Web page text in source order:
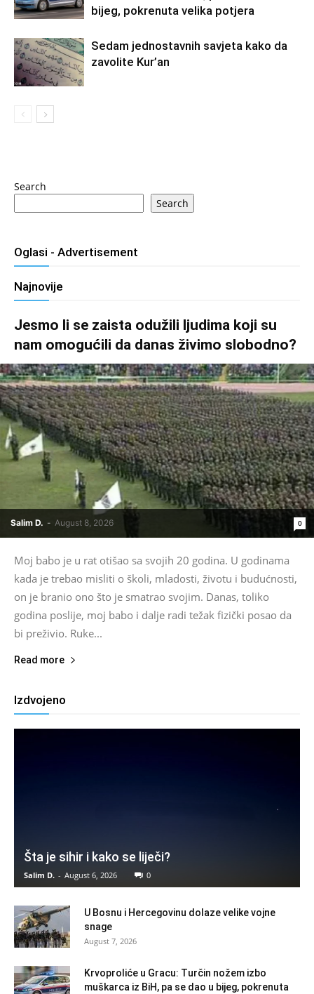
bijeg, pokrenuta velika potjera
Sedam jednostavnih savjeta kako da
zavolite Kur’an
Search
Search
Oglasi - Advertisement
Najnovije
Jesmo li se zaista odužili ljudima koji su
nam omogućili da danas živimo slobodno?
Salim D. - August 8, 2026 0
Moj babo je u rat otišao sa svojih 20 godina. U godinama
kada je trebao misliti o školi, mladosti, životu i budućnosti,
on je branio ono što je smatrao svojim. Danas, toliko
godina poslije, moj babo i dalje radi težak fizički posao da
bi preživio. Ruke...
Read more
Izdvojeno
Šta je sihir i kako se liječi?
Salim D. - August 6, 2026 0
U Bosnu i Hercegovinu dolaze velike vojne
snage
August 7, 2026
Krvoproliće u Gracu: Turčin nožem izbo
muškarca iz BiH, pa se dao u bijeg, pokrenuta